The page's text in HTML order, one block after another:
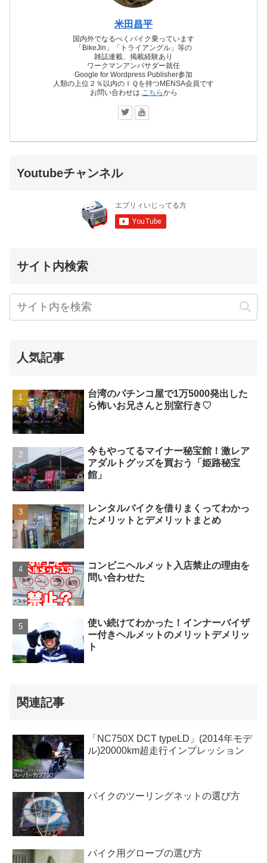
米田昌平
国内外でなるべくバイク乗っています
「BikeJin」「トライアングル」等の
雑誌連載、掲載経験あり
ワークマンアンバサダー就任
Google for Wordpress Publisher参加
人類の上位２％以内のＩＱを持つMENSA会員です
お問い合わせは こちらから
Youtubeチャンネル
サイト内検索
人気記事
台湾のパチンコ屋で1万5000発出した
ら怖いお兄さんと別室行き♡
今もやってるマイナー秘宝館！激レア
アダルトグッズを買おう「姫路秘宝
館」
レンタルバイクを借りまくってわかっ
たメリットとデメリットまとめ
コンビニヘルメット入店禁止の理由を
問い合わせた
使い続けてわかった！インナーバイザ
ー付きヘルメットのメリットデメリッ
ト
関連記事
「NC750X DCT typeLD」(2014年モデ
ル)20000km超走行インプレッション
バイクのツーリングネットの選び方
バイク用グローブの選び方